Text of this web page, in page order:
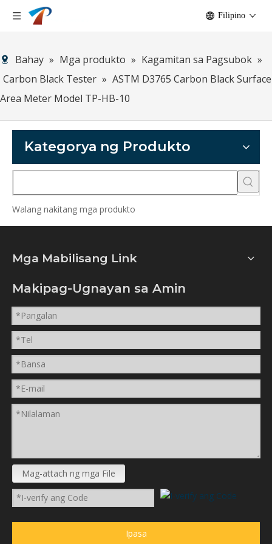
Filipino
Bahay » Mga produkto » Kagamitan sa Pagsubok »
Carbon Black Tester » ASTM D3765 Carbon Black Surface
Area Meter Model TP-HB-10
Kategorya ng Produkto
Walang nakitang mga produkto
Mga Mabilisang Link
Makipag-Ugnayan sa Amin
Mag-attach ng mga File
Ipasa